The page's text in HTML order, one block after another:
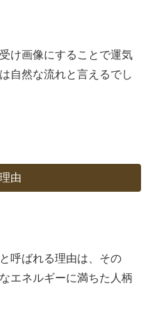
け画像にすることで運気
自然な流れと言えるでし
由
呼ばれる理由は、その
エネルギーに満ちた人柄